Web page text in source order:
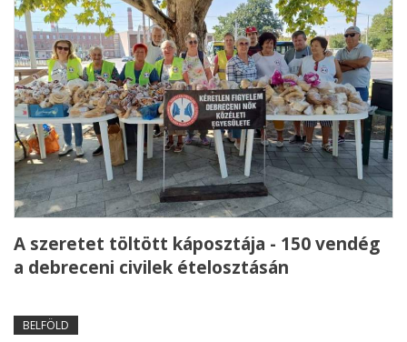
A szeretet töltött káposztája - 150 vendég
a debreceni civilek ételosztásán
BELFÖLD